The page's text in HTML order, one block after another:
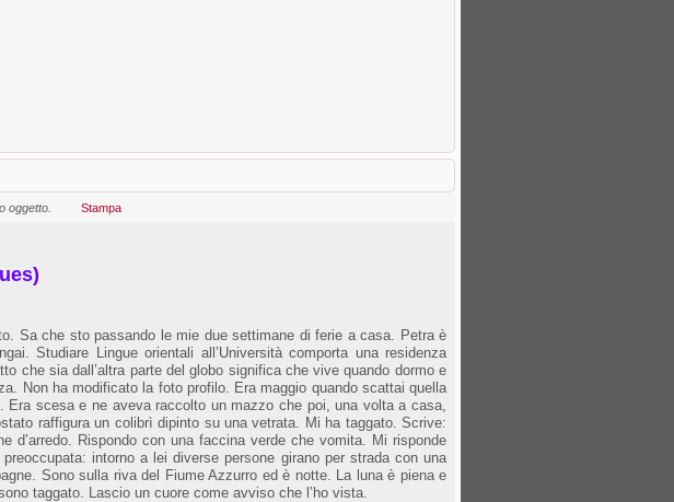
oggetto. Stampa
Sa che sto passando le mie due settimane di ferie a casa. Petra è
Studiare Lingue orientali all’Università comporta una residenza
che sia dall’altra parte del globo significa che vive quando dormo e
Non ha modificato la foto profilo. Era maggio quando scattai quella
scesa e ne aveva raccolto un mazzo che poi, una volta a casa,
raffigura un colibrì dipinto su una vetrata. Mi ha taggato. Scrive:
d’arredo. Rispondo con una faccina verde che vomita. Mi risponde
intorno a lei diverse persone girano per strada con una
Sono sulla riva del Fiume Azzurro ed è notte. La luna è piena e
taggato. Lascio un cuore come avviso che l’ho vista.